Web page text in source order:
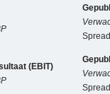
Spread
(EBIT)
Spread